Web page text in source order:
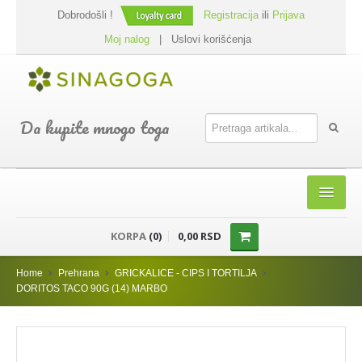
Dobrodošli ! Registracijaili Prijava
Moj nalog
Uslovi korišćenja
Da kupite mnogo toga
SHOP
PREHRANA
KORPA (0) 0,00 RSD
Home Prehrana
GRICKALICE - CIPS I TORTILJA
DORITOS TACO 90G (14) MARBO